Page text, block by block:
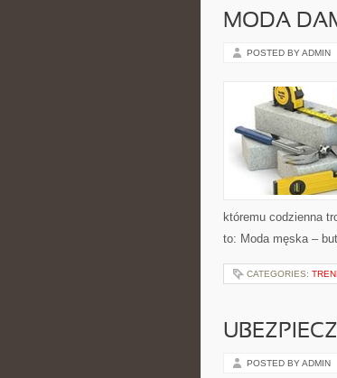
MODA
POSTED BY ADMIN
któremu codzienna
to: Moda męska –
CATEGORIES:
POSTED BY ADMIN